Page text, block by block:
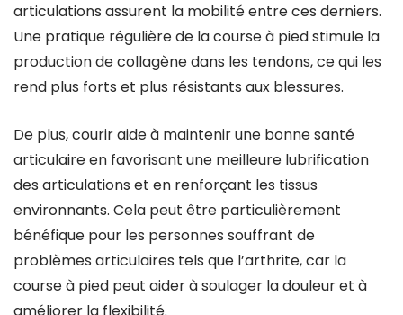
articulations assurent la mobilité entre ces derniers.
Une pratique régulière de la course à pied stimule la
production de collagène dans les tendons, ce qui les
rend plus forts et plus résistants aux blessures.
De plus, courir aide à maintenir une bonne santé
articulaire en favorisant une meilleure lubrification
des articulations et en renforçant les tissus
environnants. Cela peut être particulièrement
bénéfique pour les personnes souffrant de
problèmes articulaires tels que l’arthrite, car la
course à pied peut aider à soulager la douleur et à